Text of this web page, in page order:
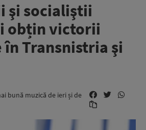
şi socialiştii
obțin victorii
în Transnistria şi
bună muzică de ieri și de